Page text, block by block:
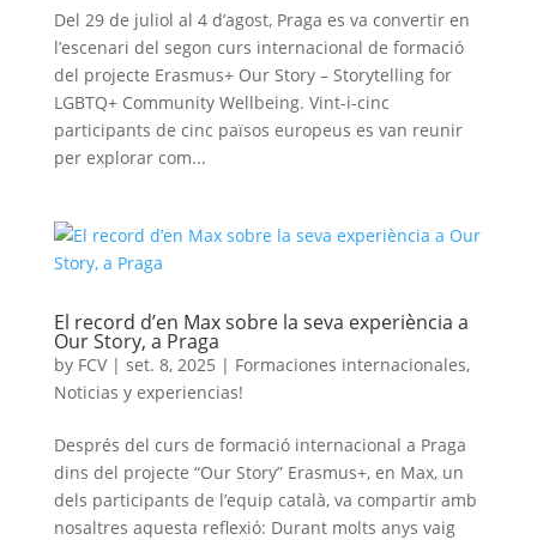
Del 29 de juliol al 4 d’agost, Praga es va convertir en
l’escenari del segon curs internacional de formació
del projecte Erasmus+ Our Story – Storytelling for
LGBTQ+ Community Wellbeing. Vint-i-cinc
participants de cinc països europeus es van reunir
per explorar com...
El record d’en Max sobre la seva experiència a
Our Story, a Praga
by FCV| set. 8, 2025 | Formaciones internacionales,
Noticias y experiencias!
Després del curs de formació internacional a Praga
dins del projecte “Our Story” Erasmus+, en Max, un
dels participants de l’equip català, va compartir amb
nosaltres aquesta reflexió: Durant molts anys vaig